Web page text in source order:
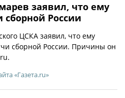
заявил, что ему
России
ЦСКА заявил, что ему
сборной России. Причины он
«Газета.ru»